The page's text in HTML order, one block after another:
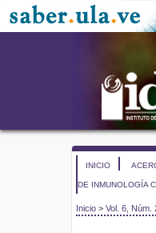
INICIO
DE INMUNOLOGÍA
Inicio > Vol. 6, Núm.